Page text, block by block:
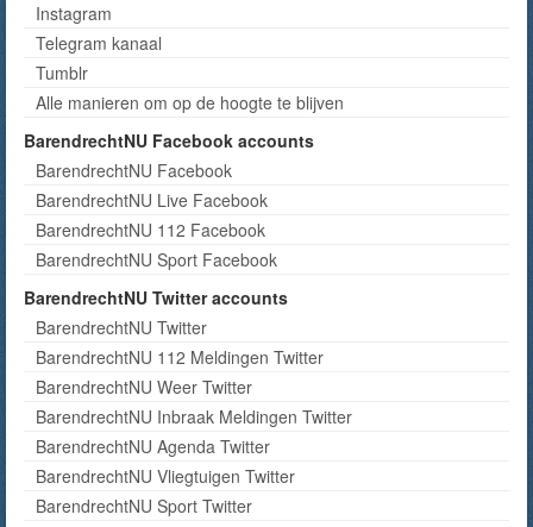
Instagram
Telegram kanaal
Tumblr
Alle manieren om op de hoogte te blijven
BarendrechtNU Facebook accounts
BarendrechtNU Facebook
BarendrechtNU Live Facebook
BarendrechtNU 112 Facebook
BarendrechtNU Sport Facebook
BarendrechtNU Twitter accounts
BarendrechtNU Twitter
BarendrechtNU 112 Meldingen Twitter
BarendrechtNU Weer Twitter
BarendrechtNU Inbraak Meldingen Twitter
BarendrechtNU Agenda Twitter
BarendrechtNU Vliegtuigen Twitter
BarendrechtNU Sport Twitter